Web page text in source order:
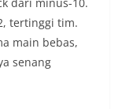
tertinggi tim.
main bebas,
senang